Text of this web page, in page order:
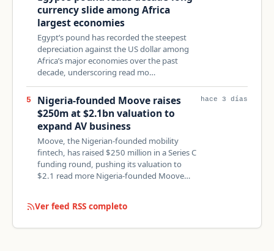
currency slide among Africa
largest economies
Egypt’s pound has recorded the steepest
depreciation against the US dollar among
Africa’s major economies over the past
decade, underscoring read mo…
5
Nigeria-founded Moove raises
$250m at $2.1bn valuation to
expand AV business
Moove, the Nigerian-founded mobility
fintech, has raised $250 million in a Series C
funding round, pushing its valuation to
$2.1 read more Nigeria-founded Moove…
hace 3 días
Ver feed RSS completo